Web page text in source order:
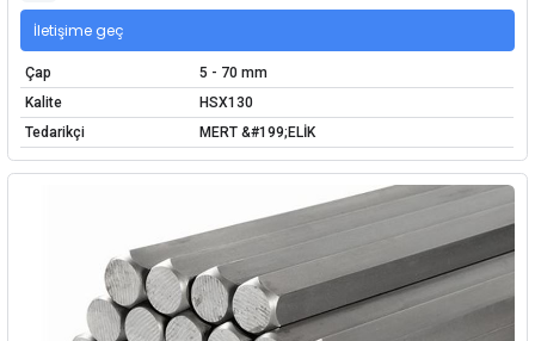
İletişime geç
Çap
5 - 70 mm
Kalite
HSX130
Tedarikçi
MERT &#199;ELİK